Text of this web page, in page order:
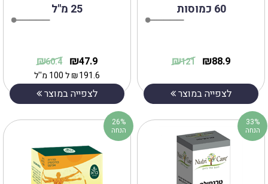
25 מ"ל
47.9
₪
60.4
₪
191.6
₪ל 100 מ''ל
לצפייה במוצר
60 כמוסות
88.9
₪
121
₪
לצפייה במוצר
26%
הנחה
33%
הנחה